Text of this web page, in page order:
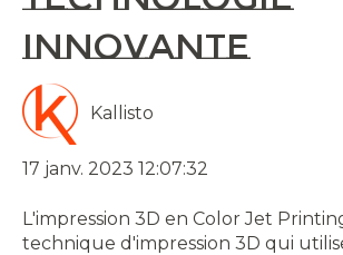
innovante
Kallisto
17 janv. 2023 12:07:32
L'impression 3D en Color Jet
technique d'impression 3D qui